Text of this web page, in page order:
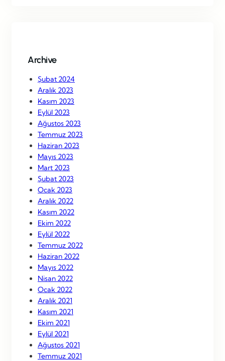
Archive
Şubat 2024
Aralık 2023
Kasım 2023
Eylül 2023
Ağustos 2023
Temmuz 2023
Haziran 2023
Mayıs 2023
Mart 2023
Şubat 2023
Ocak 2023
Aralık 2022
Kasım 2022
Ekim 2022
Eylül 2022
Temmuz 2022
Haziran 2022
Mayıs 2022
Nisan 2022
Ocak 2022
Aralık 2021
Kasım 2021
Ekim 2021
Eylül 2021
Ağustos 2021
Temmuz 2021